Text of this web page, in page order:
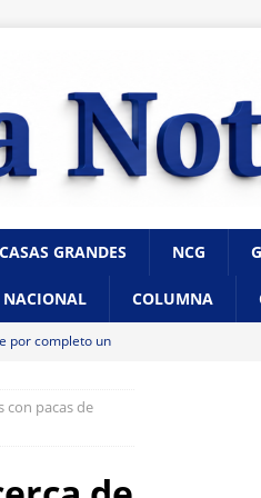
CASAS GRANDES NCG
NACIONAL COLUMNA
por completo un
tu
superior de
con pacas de